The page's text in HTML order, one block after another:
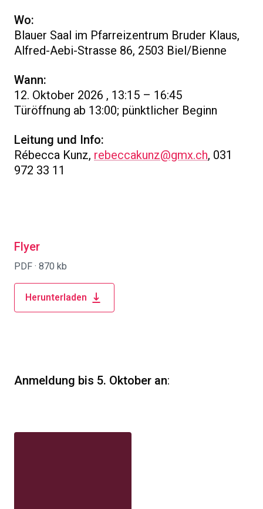
Wo:
Blauer Saal im Pfarreizentrum Bruder Klaus,
Alfred-Aebi-Strasse 86, 2503 Biel/Bienne
Wann:
12. Oktober 2026 , 13:15 – 16:45
Türöffnung ab 13:00; pünktlicher Beginn
Leitung und Info:
Rébecca Kunz, rebeccakunz@gmx.ch, 031
972 33 11
Flyer
PDF · 870 kb
Herunterladen
Anmeldung bis 5. Oktober an: